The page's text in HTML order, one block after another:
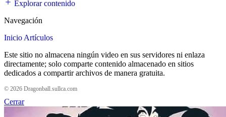
Explorar contenido
Navegación
Inicio Artículos
Este sitio no almacena ningún video en sus servidores ni enlaza
directamente; solo comparte contenido almacenado en sitios
dedicados a compartir archivos de manera gratuita.
© 2026 Dragonball.sullca.com
Cerrar